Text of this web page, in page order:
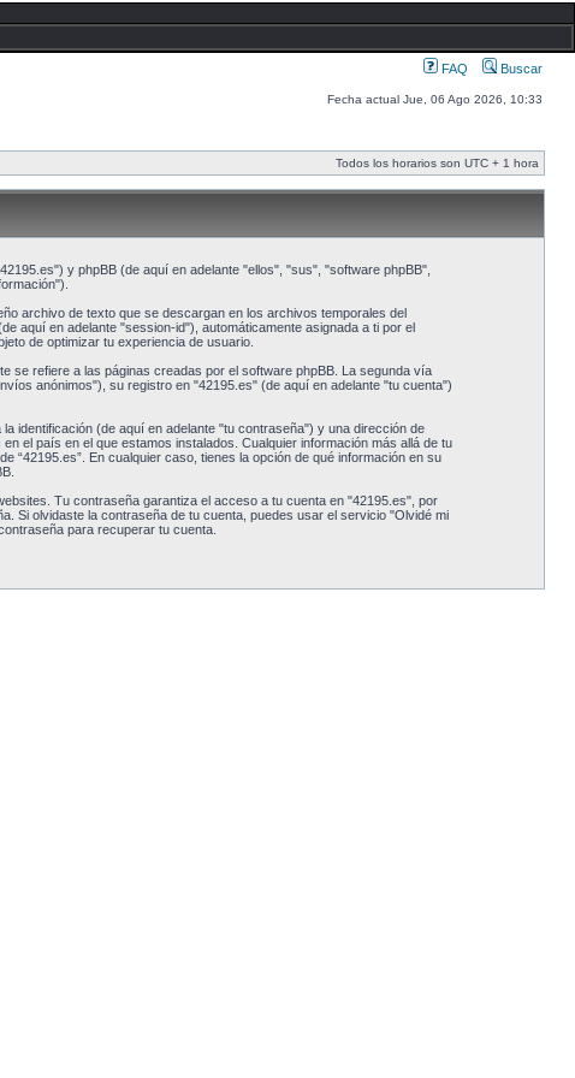
FAQ Buscar
Fecha actual Jue, 06 Ago 2026, 10:33
Todos los horarios son UTC + 1 hora
y phpBB (de aquí en adelante "ellos", "sus", "software phpBB",
archivo de texto que se descargan en los archivos temporales del
aquí en adelante "session-id"), automáticamente asignada a ti por el
de optimizar tu experiencia de usuario.
se refiere a las páginas creadas por el software phpBB. La segunda vía
anónimos"), su registro en "42195.es" (de aquí en adelante "tu cuenta")
identificación (de aquí en adelante "tu contraseña") y una dirección de
el país en el que estamos instalados. Cualquier información más allá de tu
“42195.es”. En cualquier caso, tienes la opción de qué información en su
Tu contraseña garantiza el acceso a tu cuenta en "42195.es", por
Si olvidaste la contraseña de tu cuenta, puedes usar el servicio "Olvidé mi
para recuperar tu cuenta.